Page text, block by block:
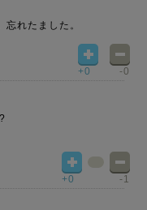
れたました。
+0 -0
+0 -1